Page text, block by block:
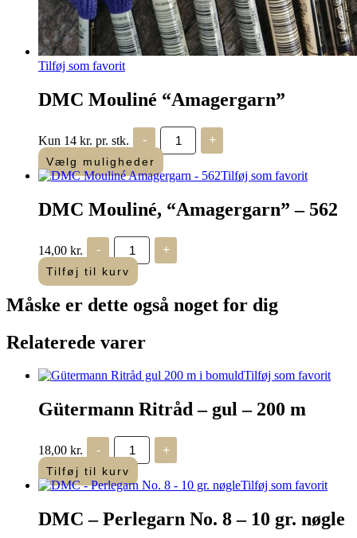
Tilføj som favorit
DMC Mouliné “Amagergarn”
Kun 14 kr. pr. stk. -
DMC
Mouliné
"Amagergarn"
antal
+
Vælg muligheder
Tilføj som favorit
DMC Mouliné, “Amagergarn” – 562
14,00 kr. -
DMC
Mouliné,
“Amagergarn”
-
antal
+
Tilføj til kurv
Måske er dette også noget for dig
Relaterede varer
Tilføj som favorit
Gütermann Ritråd – gul – 200 m
18,00 kr. -
Gütermann
Ritråd
-
gul
-
m
+
Tilføj til kurv
Tilføj som favorit
DMC – Perlegarn No. 8 – 10 gr. nøgle